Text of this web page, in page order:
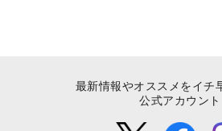
最新情報やオススメをイチ
公式アカウント